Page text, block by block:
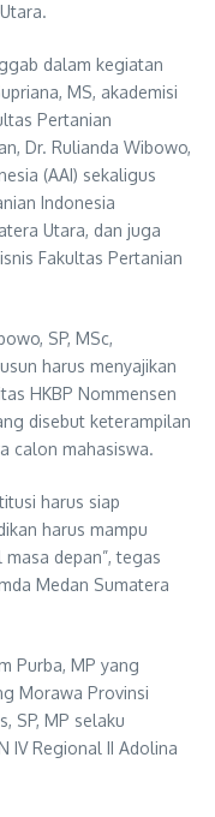
dalam kegiatan
MS, akademisi
Pertanian
Dr. Rulianda Wibowo,
(AAI) sekaligus
Indonesia
Utara, dan juga
Fakultas Pertanian
SP, MSc,
harus menyajikan
HKBP Nommensen
disebut keterampilan
calon mahasiswa.
harus siap
harus mampu
depan”, tegas
Medan Sumatera
Purba, MP yang
Morawa Provinsi
SP, MP selaku
IV Regional II Adolina